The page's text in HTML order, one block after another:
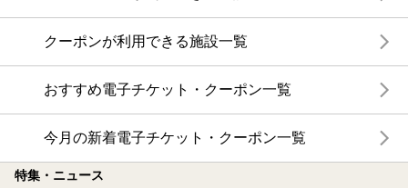
クーポンが利用できる施設一覧
おすすめ電子チケット・クーポン一覧
今月の新着電子チケット・クーポン一覧
特集・ニュース